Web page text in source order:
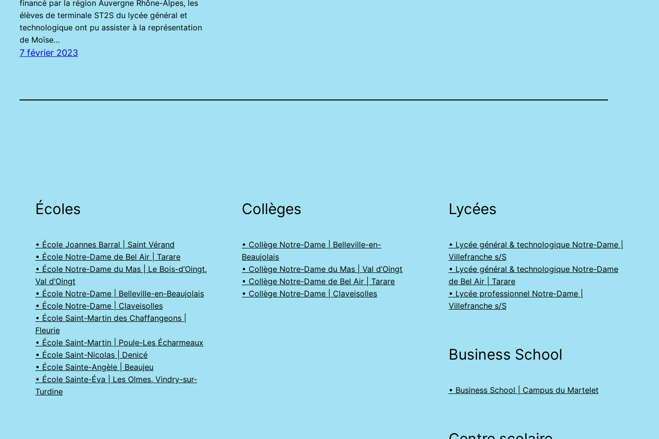
financé par la région Auvergne Rhône-Alpes, les
élèves de terminale ST2S du lycée général et
technologique ont pu assister à la représentation
de Moïse…
7 février 2023
Écoles
• École Joannes Barral | Saint Vérand
• École Notre-Dame de Bel Air | Tarare
• École Notre-Dame du Mas | Le Bois-d’Oingt,
Val d’Oingt
• École Notre-Dame | Belleville-en-Beaujolais
• École Notre-Dame | Claveisolles
• École Saint-Martin des Chaffangeons |
Fleurie
• École Saint-Martin | Poule-Les Écharmeaux
• École Saint-Nicolas | Denicé
• École Sainte-Angèle | Beaujeu
• École Sainte-Éva | Les Olmes, Vindry-sur-
Turdine
Collèges
• Collège Notre-Dame | Belleville-en-
Beaujolais
• Collège Notre-Dame du Mas | Val d’Oingt
• Collège Notre-Dame de Bel Air | Tarare
• Collège Notre-Dame | Claveisolles
Lycées
• Lycée général & technologique Notre-Dame |
Villefranche s/S
• Lycée général & technologique Notre-Dame
de Bel Air | Tarare
• Lycée professionnel Notre-Dame |
Villefranche s/S
Business School
• Business School | Campus du Martelet